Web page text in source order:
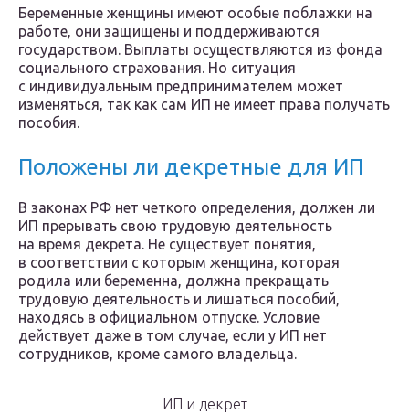
Беременные женщины имеют особые поблажки на
работе, они защищены и поддерживаются
государством. Выплаты осуществляются из фонда
социального страхования. Но ситуация
с индивидуальным предпринимателем может
изменяться, так как сам ИП не имеет права получать
пособия.
Положены ли декретные для ИП
В законах РФ нет четкого определения, должен ли
ИП прерывать свою трудовую деятельность
на время декрета. Не существует понятия,
в соответствии с которым женщина, которая
родила или беременна, должна прекращать
трудовую деятельность и лишаться пособий,
находясь в официальном отпуске. Условие
действует даже в том случае, если у ИП нет
сотрудников, кроме самого владельца.
ИП и декрет